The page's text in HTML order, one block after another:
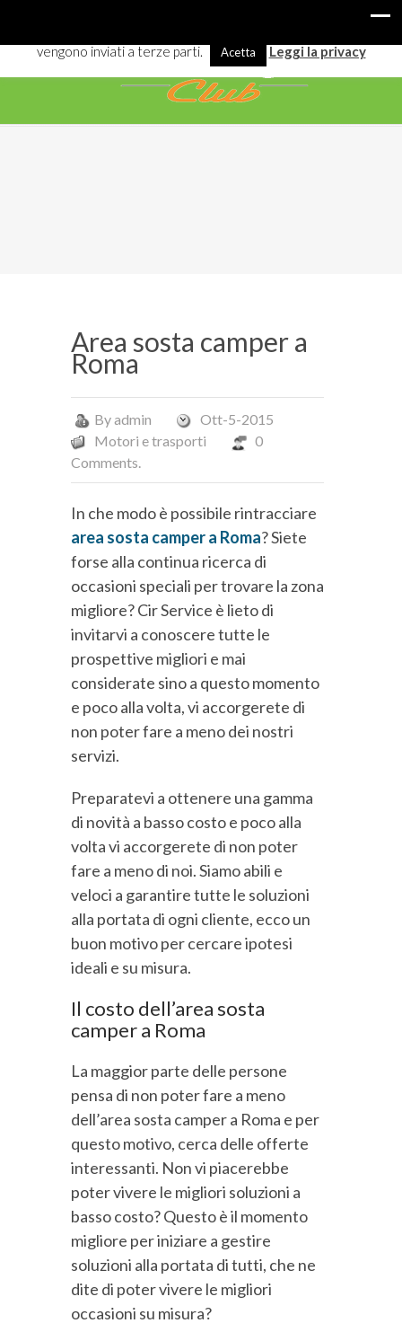
Area sosta camper a
Roma
Byadmin
Ott-5-2015
Motori e trasporti
0
Comments.
In che modo è possibile rintracciare
area sosta camper a Roma? Siete
forse alla continua ricerca di
occasioni speciali per trovare la zona
migliore? Cir Service è lieto di
invitarvi a conoscere tutte le
prospettive migliori e mai
considerate sino a questo momento
e poco alla volta, vi accorgerete di
non poter fare a meno dei nostri
servizi.
Preparatevi a ottenere una gamma
di novità a basso costo e poco alla
volta vi accorgerete di non poter
fare a meno di noi. Siamo abili e
veloci a garantire tutte le soluzioni
alla portata di ogni cliente, ecco un
buon motivo per cercare ipotesi
ideali e su misura.
Il costo dell’area sosta
camper a Roma
La maggior parte delle persone
pensa di non poter fare a meno
dell’area sosta camper a Roma e per
questo motivo, cerca delle offerte
interessanti. Non vi piacerebbe
poter vivere le migliori soluzioni a
basso costo? Questo è il momento
migliore per iniziare a gestire
soluzioni alla portata di tutti, che ne
dite di poter vivere le migliori
occasioni su misura?
vengono inviati a terze parti.
Acetta Leggi la privacy